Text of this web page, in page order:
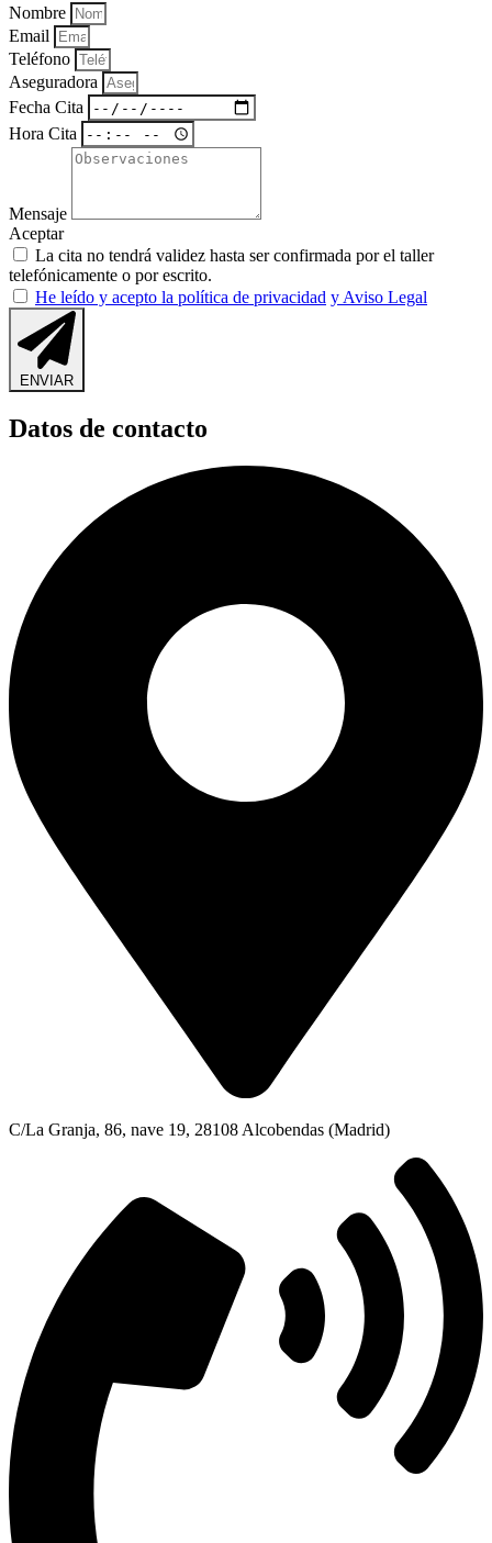
Nombre
Email
Teléfono
Aseguradora
Fecha Cita
Hora Cita
Mensaje
Aceptar
La cita no tendrá validez hasta ser confirmada por el taller
telefónicamente o por escrito.
He leído y acepto la política de privacidad y Aviso Legal
ENVIAR
Datos de contacto
C/La Granja, 86, nave 19, 28108 Alcobendas (Madrid)